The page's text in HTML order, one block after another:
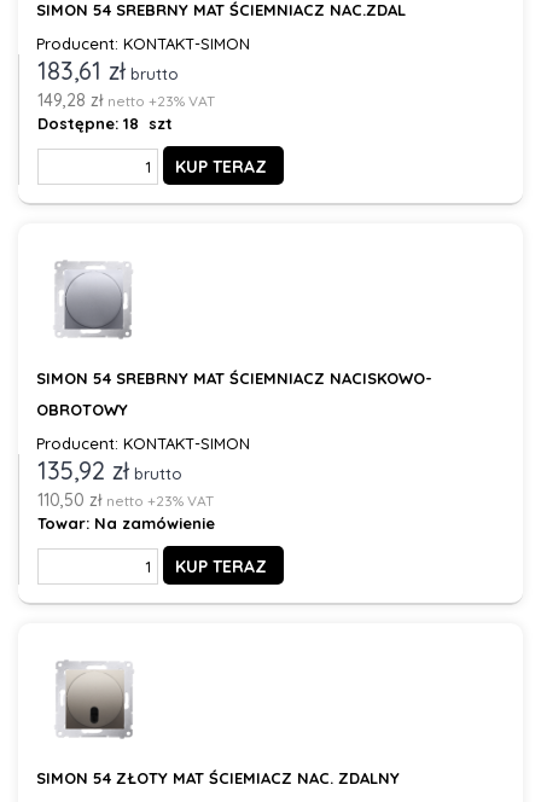
SIMON 54 SREBRNY MAT ŚCIEMNIACZ NAC.ZDAL
Producent: KONTAKT-SIMON
183,61 zł brutto
149,28 zł netto +23% VAT
Dostępne: 18 szt
KUP TERAZ
SIMON 54 SREBRNY MAT ŚCIEMNIACZ NACISKOWO-
OBROTOWY
Producent: KONTAKT-SIMON
135,92 zł brutto
110,50 zł netto +23% VAT
Towar: Na zamówienie
KUP TERAZ
SIMON 54 ZŁOTY MAT ŚCIEMIACZ NAC. ZDALNY